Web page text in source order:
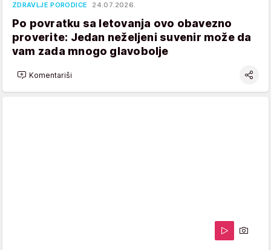
ZDRAVLJE PORODICE 24.07.2026.
Po povratku sa letovanja ovo obavezno
proverite: Jedan neželjeni suvenir može da
vam zada mnogo glavobolje
Komentariši